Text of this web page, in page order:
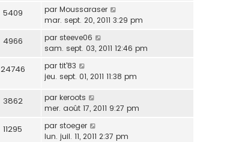
5409 par Moussaraser
mar. sept. 20, 2011 3:29 pm
4966 par steeve06
sam. sept. 03, 2011 12:46 pm
24746 par tit'83
jeu. sept. 01, 2011 11:38 pm
3862 par keroots
mer. août 17, 2011 9:27 pm
11295 par stoeger
lun. juil. 11, 2011 2:37 pm